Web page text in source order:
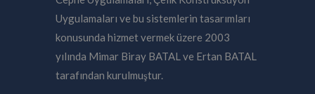
Uygulamaları ve bu sistemlerin tasarımları
konusunda hizmet vermek üzere 2003
yılında Mimar Biray BATAL ve Ertan BATAL
tarafından kurulmuştur.